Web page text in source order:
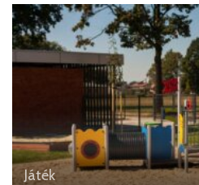
Játék